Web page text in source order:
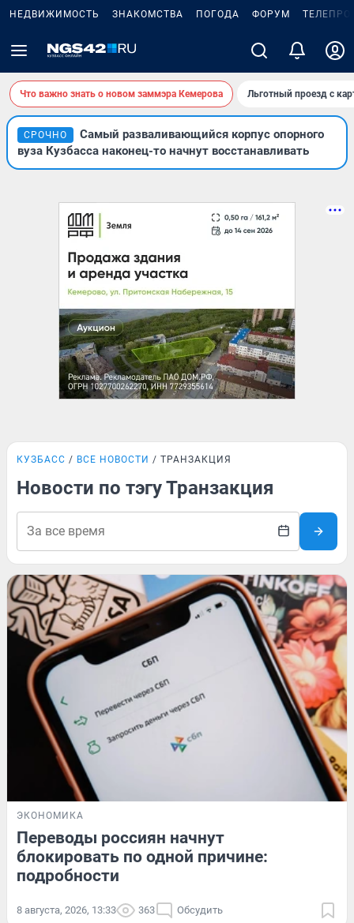
НЕДВИЖИМОСТЬ ЗНАКОМСТВА ПОГОДА ФОРУМ
Что важно знать о новом заммэра Кемерова Льготный проезд с
СРОЧНО
Самый разваливающийся корпус опорного
вуза Кузбасса наконец-то начнут восстанавливать
КУЗБАСС ВСЕ НОВОСТИ ТРАНЗАКЦИЯ
Новости по тэгу Транзакция
ЭКОНОМИКА
Переводы россиян начнут
блокировать по одной причине:
подробности
8 августа, 2026, 13:33 363 Обсудить